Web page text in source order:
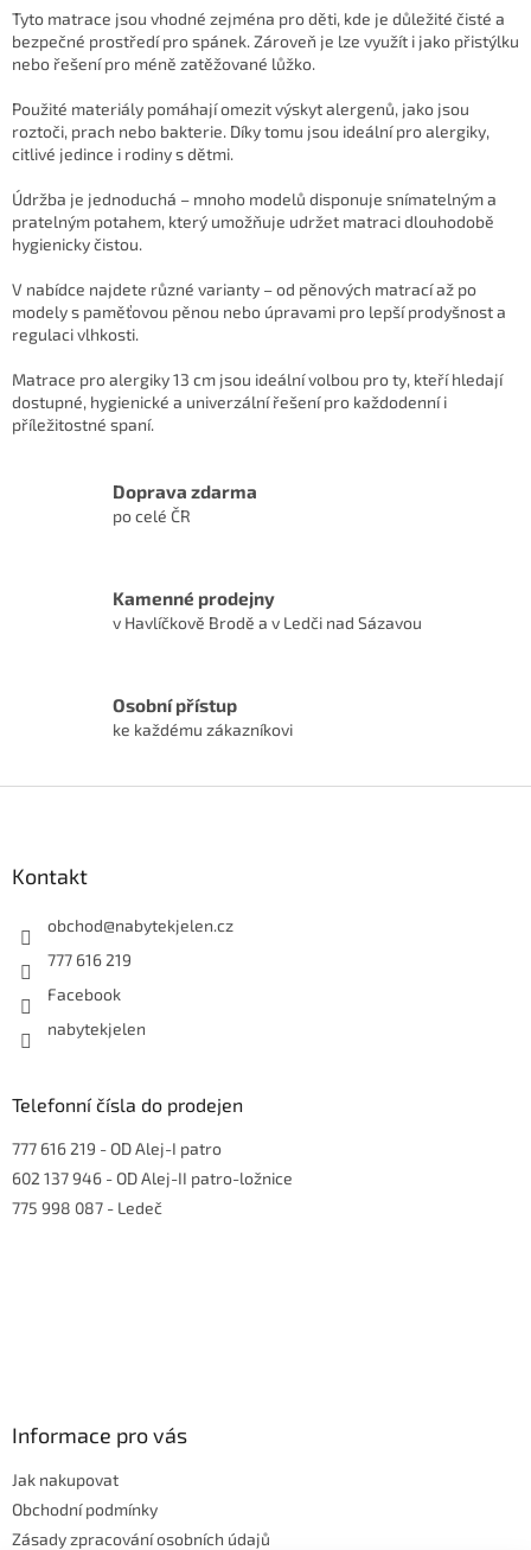
í
p
r
k
y
p
i
s
Tyto matrace jsou vhodné zejména pro děti, kde je důležité čisté a
bezpečné prostředí pro spánek. Zároveň je lze využít i jako přistýlku
nebo řešení pro méně zatěžované lůžko.
Použité materiály pomáhají omezit výskyt alergenů, jako jsou
roztoči, prach nebo bakterie. Díky tomu jsou ideální pro alergiky,
citlivé jedince i rodiny s dětmi.
Údržba je jednoduchá – mnoho modelů disponuje snímatelným a
pratelným potahem, který umožňuje udržet matraci dlouhodobě
hygienicky čistou.
V nabídce najdete různé varianty – od pěnových matrací až po
modely s paměťovou pěnou nebo úpravami pro lepší prodyšnost a
regulaci vlhkosti.
Matrace pro alergiky 13 cm jsou ideální volbou pro ty, kteří hledají
dostupné, hygienické a univerzální řešení pro každodenní i
příležitostné spaní.
Doprava zdarma
po celé ČR
Kamenné prodejny
v Havlíčkově Brodě a v Ledči nad Sázavou
Osobní přístup
ke každému zákazníkovi
Kontakt
obchod@nabytekjelen.cz
777 616 219
Facebook
nabytekjelen
Telefonní čísla do prodejen
777 616 219 - OD Alej-I patro
602 137 946 - OD Alej-II patro-ložnice
775 998 087 - Ledeč
Informace pro vás
Jak nakupovat
Obchodní podmínky
Zásady zpracování osobních údajů